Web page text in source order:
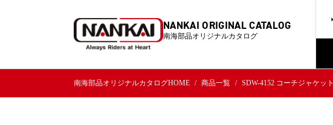
NANKAI ORIGINAL CATALOG
南海部品オリジナルカタログ
南海部品オリジナルカタログHOME 商品一覧 SDW-4152 コーチジャケット